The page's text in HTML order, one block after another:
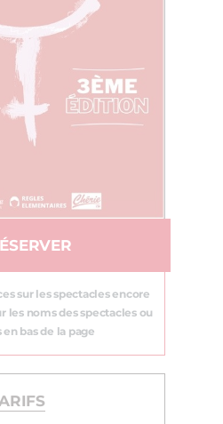
sur les spectacles encore
les noms des spectacles ou
en bas de la page